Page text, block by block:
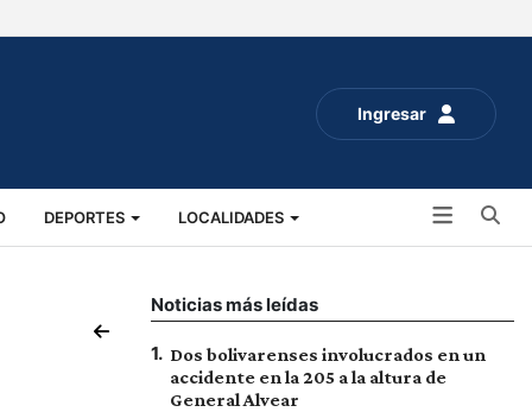
Ingresar
DEPORTES LOCALIDADES
Noticias más leídas
1. Dos bolivarenses involucrados en un
accidente en la 205 a la altura de
General Alvear